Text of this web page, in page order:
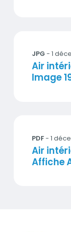
JPG - 1
Titre
Air
Image
PDF- 1
Titre
Air
Affiche